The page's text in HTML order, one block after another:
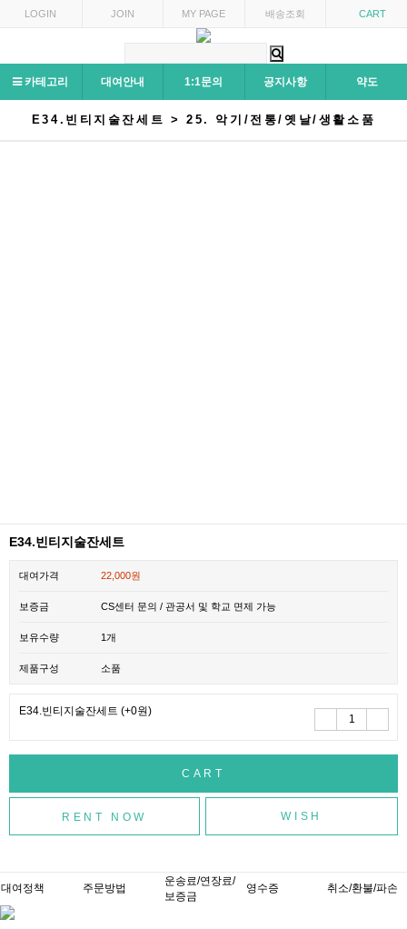
LOGIN JOIN MY PAGE 배송조회 CART
카테고리 대여안내 1:1문의 공지사항 약도
E34.빈티지술잔세트 > 25. 악기/전통/옛날/생활소품
E34.빈티지술잔세트
대여가격 22,000원
보증금 CS센터 문의 / 관공서 및 학교 면제 가능
보유수량 1개
제품구성 소품
E34.빈티지술잔세트 (+0원)
WISH
대여정책 주문방법
운송료/연장료/
보증금
영수증 취소/환불/파손